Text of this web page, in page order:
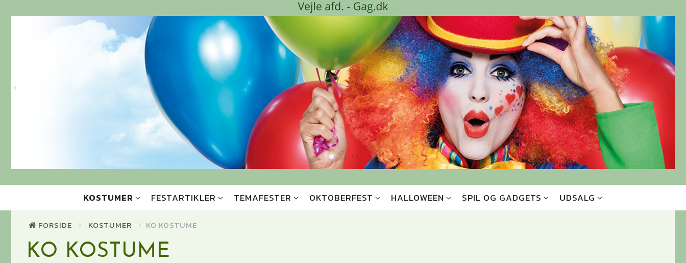
KOSTUMER FESTARTIKLER TEMAFESTER OKTOBERFEST HALLOWEEN SPIL OG GADGETS UDSALG
FORSIDE KOSTUMER KO KOSTUME
KO KOSTUME